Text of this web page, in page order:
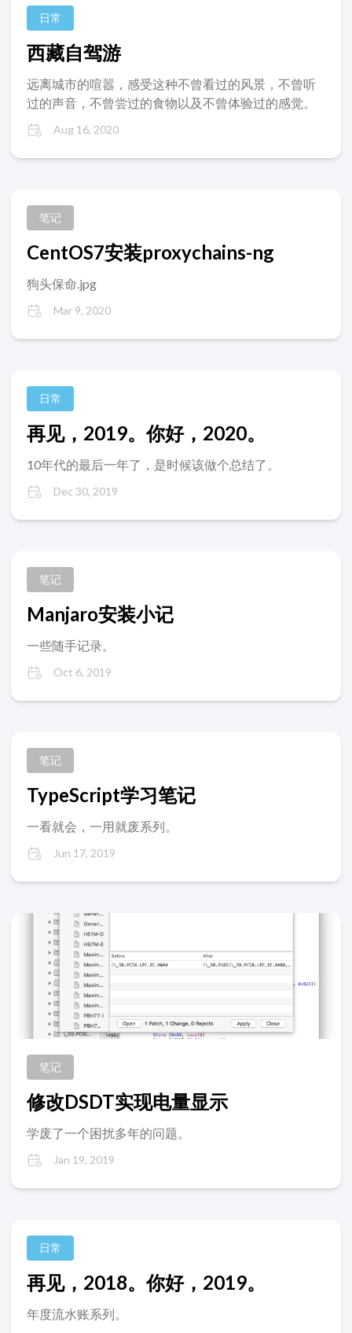
日常
西藏自驾游
远离城市的喧嚣，感受这种不曾看过的风景，不曾听
过的声音，不曾尝过的食物以及不曾体验过的感觉。
Aug 16, 2020
笔记
CentOS7安装proxychains-ng
狗头保命.jpg
Mar 9, 2020
日常
再见，2019。你好，2020。
10年代的最后一年了，是时候该做个总结了。
Dec 30, 2019
笔记
Manjaro安装小记
一些随手记录。
Oct 6, 2019
笔记
TypeScript学习笔记
一看就会，一用就废系列。
Jun 17, 2019
笔记
修改DSDT实现电量显示
学废了一个困扰多年的问题。
Jan 19, 2019
日常
再见，2018。你好，2019。
年度流水账系列。